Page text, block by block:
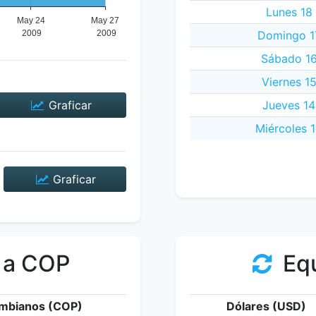
Graficar
Graficar
Lunes
Domingo
Sábado
Viernes
Jueves
Miércoles
COP
(COP) Dólares (USD)